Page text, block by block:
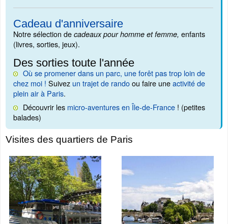
Cadeau d'anniversaire
Notre sélection de cadeaux pour homme et femme, enfants
(livres, sorties, jeux).
Des sorties toute l'année
Où se promener dans un parc, une forêt pas trop loin de
chez moi ! Suivez un trajet de randoou faire uneactivité de
plein air à Paris.
Découvrir les micro-aventures en Île-de-France ! (petites
balades)
Visites des quartiers de Paris